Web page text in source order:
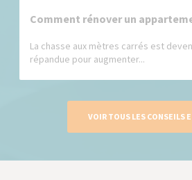
Comment rénover un
La chasse aux mètres carrés est
répandue pour augmenter...
VOIR TOUS LES CONSEILS